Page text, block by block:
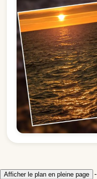
Afficher le plan en pleine page -